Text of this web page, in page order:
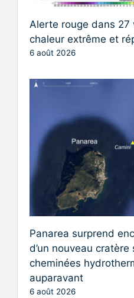
Alerte rouge dans 27
chaleur extrême et
6 août 2026
Panarea surprend
d’un nouveau
cheminées
auparavant
6 août 2026